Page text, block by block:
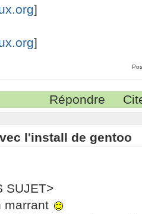
]
]
Répondre
l'install de gentoo
SUJET>
marrant